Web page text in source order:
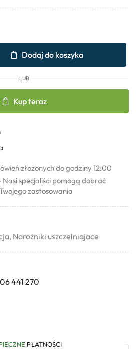
Dodaj do koszyka
LUB
Kup teraz
złożonych do godziny 12:00
Nasi specjaliści pomogą dobrać
zastosowania
, Narożniki uszczelniajace
441 270
PŁATNOŚCI